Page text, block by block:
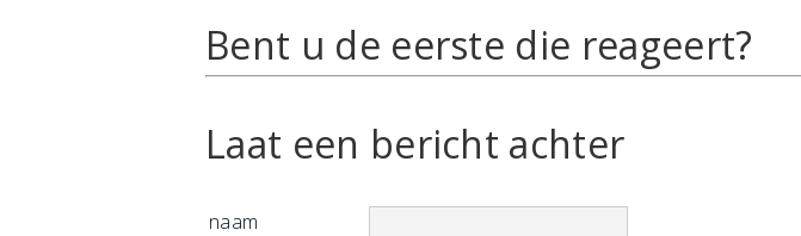
Bent u de eerste die reageert?
Laat een bericht achter
naam